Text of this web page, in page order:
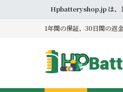
Hpbatteryshop.jp は、
1年間の保証、30日間の返